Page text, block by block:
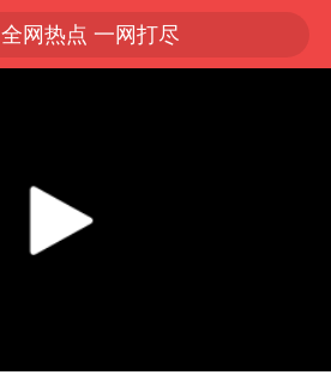
全网热点 一网打尽